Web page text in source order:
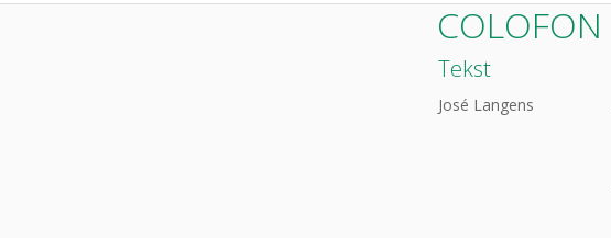
COLOFON
Tekst
José Langens